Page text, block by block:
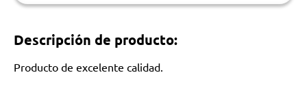
Descripción de producto:
Producto de excelente calidad.